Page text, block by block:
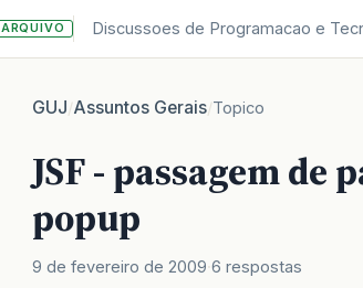
ARQUIVO Discussoes de Programacao e
GUJ/Assuntos Gerais/Topico
JSF - passagem de
popup
9 de fevereiro de 2009 6 respostas